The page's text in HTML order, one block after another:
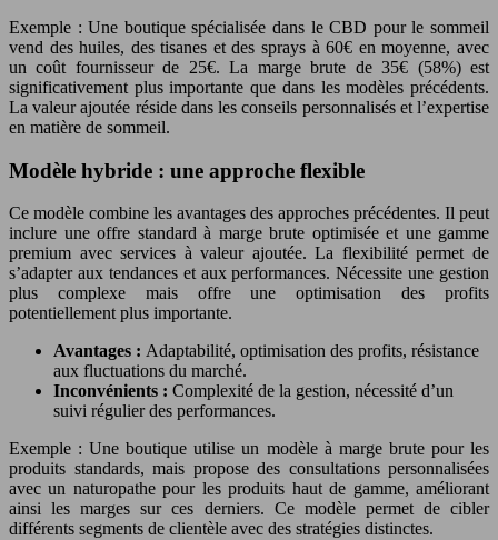
Exemple : Une boutique spécialisée dans le CBD pour le sommeil
vend des huiles, des tisanes et des sprays à 60€ en moyenne, avec
un coût fournisseur de 25€. La marge brute de 35€ (58%) est
significativement plus importante que dans les modèles précédents.
La valeur ajoutée réside dans les conseils personnalisés et l’expertise
en matière de sommeil.
Modèle hybride : une approche flexible
Ce modèle combine les avantages des approches précédentes. Il peut
inclure une offre standard à marge brute optimisée et une gamme
premium avec services à valeur ajoutée. La flexibilité permet de
s’adapter aux tendances et aux performances. Nécessite une gestion
plus complexe mais offre une optimisation des profits
potentiellement plus importante.
Avantages : Adaptabilité, optimisation des profits, résistance
aux fluctuations du marché.
Inconvénients : Complexité de la gestion, nécessité d’un
suivi régulier des performances.
Exemple : Une boutique utilise un modèle à marge brute pour les
produits standards, mais propose des consultations personnalisées
avec un naturopathe pour les produits haut de gamme, améliorant
ainsi les marges sur ces derniers. Ce modèle permet de cibler
différents segments de clientèle avec des stratégies distinctes.